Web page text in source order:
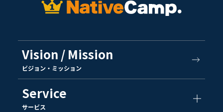
Vision / Mission
ビジョン・ミッション
Service
サービス